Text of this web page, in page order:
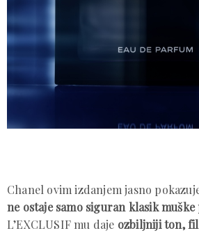
Chanel ovim izdanjem jasno
ne ostaje samo siguran klasik
L’EXCLUSIF mu daje ozbiljniji ton,